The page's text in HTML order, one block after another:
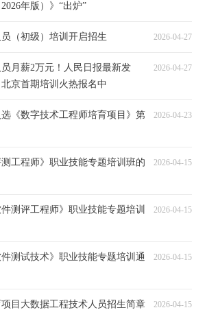
年版）》“出炉”
（初级）培训开启招生 2026-04-27
月薪2万元！人民日报最新发
京首期培训火热报名中
2026-04-27
《数字技术工程师培育项目》第
2026-04-23
工程师》职业技能专题培训班的
2026-04-15
测评工程师》职业技能专题培训
2026-04-15
测试技术》职业技能专题培训通
2026-04-15
目大数据工程技术人员招生简章 2026-04-15